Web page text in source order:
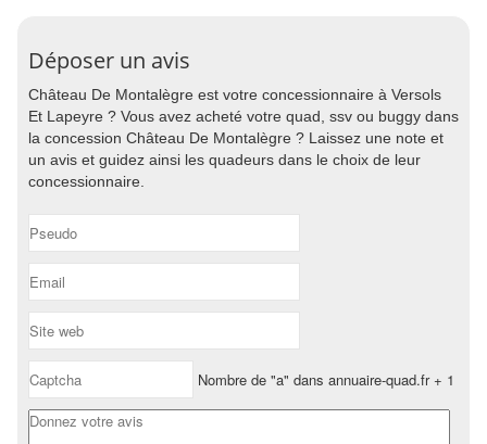
Déposer un avis
Château De Montalègre est votre concessionnaire à Versols
Et Lapeyre ? Vous avez acheté votre quad, ssv ou buggy dans
la concession Château De Montalègre ? Laissez une note et
un avis et guidez ainsi les quadeurs dans le choix de leur
concessionnaire.
Nombre de "a" dans annuaire-quad.fr + 1